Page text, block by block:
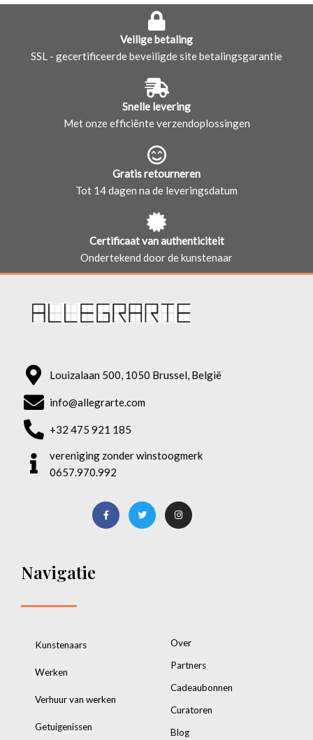
Veilige betaling
SSL - gecertificeerde beveiligde site betalingsgarantie
Snelle levering
Met onze efficiënte verzendoplossingen
Gratis retourneren
Tot 14 dagen na de leveringsdatum
Certificaat van authenticiteit
Ondertekend door de kunstenaar
Louizalaan 500, 1050 Brussel, België
info@allegrarte.com
+32 475 921 185
vereniging zonder winstoogmerk
0657.970.992
Navigatie
Kunstenaars
Werken
Verhuur van werken
Getuigenissen
Over
Partners
Cadeaubonnen
Curatoren
Blog